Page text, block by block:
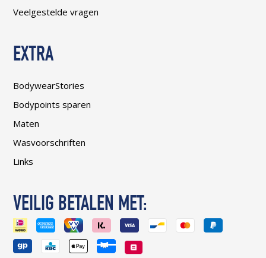
Veelgestelde vragen
EXTRA
BodywearStories
Bodypoints sparen
Maten
Wasvoorschriften
Links
VEILIG BETALEN MET: